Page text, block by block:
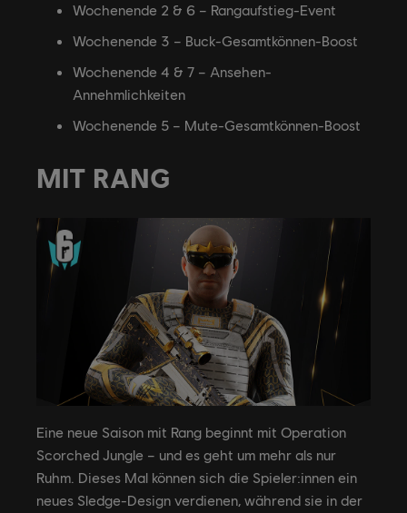
Wochenende 2 & 6 – Rangaufstieg-Event
Wochenende 3 – Buck-Gesamtkönnen-Boost
Wochenende 4 & 7 – Ansehen-
Annehmlichkeiten
Wochenende 5 – Mute-Gesamtkönnen-Boost
MIT RANG
Eine neue Saison mit Rang beginnt mit Operation
Scorched Jungle – und es geht um mehr als nur
Ruhm. Dieses Mal können sich die Spieler:innen ein
neues Sledge-Design verdienen, während sie in der